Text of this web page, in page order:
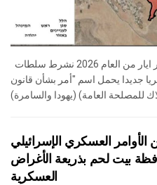
جديدا يحمل اسم "أمر بشأن قانون
من الأوامر العسكري الإسرائيلي
بيت لحم بذريعة الأغراض
العسكرية